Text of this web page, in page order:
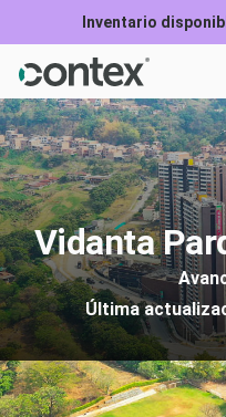
Inventario
Vidanta
Última